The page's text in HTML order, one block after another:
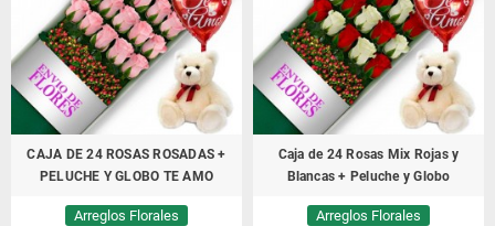
CAJA DE 24 ROSAS ROSADAS +
PELUCHE Y GLOBO TE AMO
Arreglos Florales
Caja de 24 Rosas Mix Rojas y
Blancas + Peluche y Globo
Arreglos Florales